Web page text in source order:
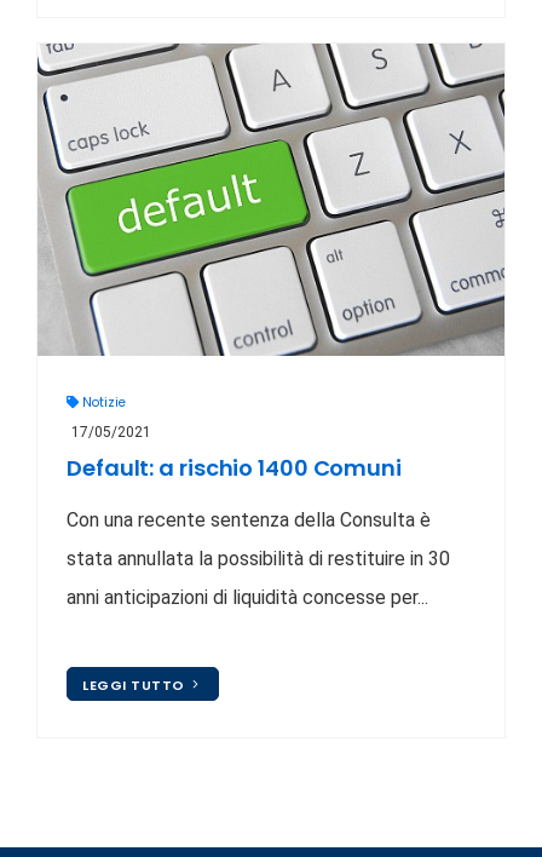
Notizie
17/05/2021
Default: a rischio 1400 Comuni
Con una recente sentenza della Consulta è
stata annullata la possibilità di restituire in 30
anni anticipazioni di liquidità concesse per...
LEGGI TUTTO